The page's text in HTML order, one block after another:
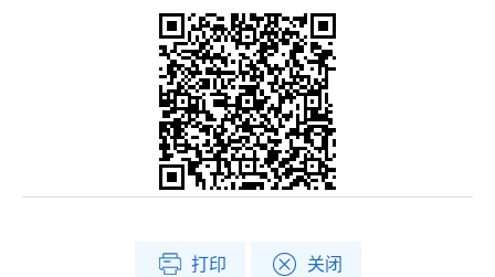
打印 关闭